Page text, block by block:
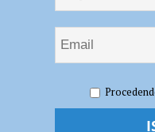
il 2° Trofeo Città di Schio lo
break, male l’attacco”